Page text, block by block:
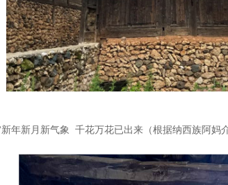
年新月新气象 千花万花已出来（根据纳西族阿妈